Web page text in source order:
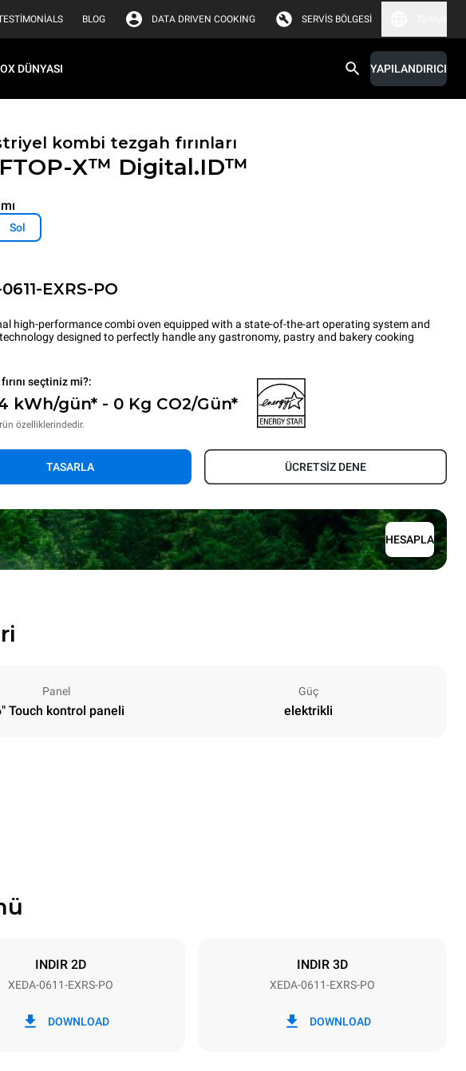
BLOG DATA DRIVEN COOKING SERVIS BÖLGESI
DÜNYASI YAPILANDIRICI
kombi tezgah fırınları
X™ Digital.ID™
Sol
EXRS-PO
high-performance combi oven equipped with a state-of-the-art operating system and
designed to perfectly handle any gastronomy, pastry and bakery cooking
seçtiniz mi?:
kWh/gün* - 0 Kg CO2/Gün*
özelliklerindedir.
TASARLA ÜCRETSİZ DENE
HESAPLA
Panel
Touch kontrol paneli
Güç
elektrikli
INDIR 2D
XEDA-0611-EXRS-PO
DOWNLOAD
INDIR 3D
XEDA-0611-EXRS-PO
DOWNLOAD